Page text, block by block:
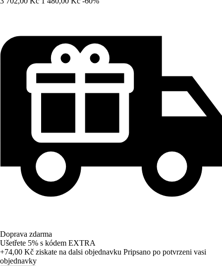
Doprava zdarma
Ušetřete 5% s kódem EXTRA
+74,00 Kč ziskate na dalsi objednavku Pripsano po potvrzeni vasi
objednavky